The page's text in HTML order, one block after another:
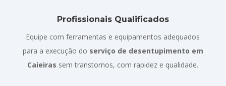
Profissionais Qualificados
Equipe com ferramentas e equipamentos adequados
para a execução do serviço de desentupimento em
Caieiras sem transtornos, com rapidez e qualidade.